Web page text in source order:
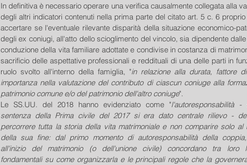
In definitiva è necessario operare una verifica causalmente collegata alla
degli altri indicatori contenuti nella prima parte del citato art. 5 c. 6
accertare se l'eventuale rilevante disparità della situazione economico-
degli ex coniugi, all'atto dello scioglimento del vincolo, sia dipendente
conduzione della vita familiare adottate e condivise in costanza di
sacrificio delle aspettative professionali e reddituali di una delle parti in
ruolo svolto all'interno della famiglia, "in relazione alla durata, fattore
importanza nella valutazione del contributo di ciascun coniuge alla
patrimonio comune e/o del patrimonio dell'altro coniuge".
Le SS.UU. del 2018 hanno evidenziato come "l'autoresponsabilità -
sentenza della Prima civile del 2017 si era dato centrale rilievo -
percorrere tutta la storia della vita matrimoniale e non comparire solo al
della sua fine: dal primo momento di autoresponsabilità della
all'inizio del matrimonio (o dell'unione civile) concordano tra loro
fondamentali su come organizzarla e le principali regole che la